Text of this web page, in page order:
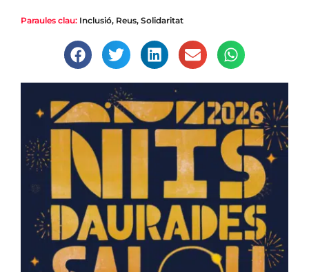
Paraules clau: Inclusió, Reus, Solidaritat